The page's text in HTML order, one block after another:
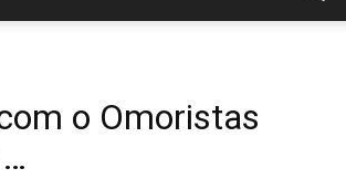
o Omoristas